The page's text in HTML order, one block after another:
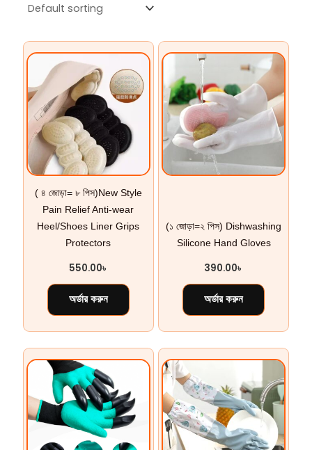
( ৪ জোড়া= ৮ পিস)New Style
Pain Relief Anti-wear
Heel/Shoes Liner Grips
Protectors
550.00৳
অর্ডার করুন
(১ জোড়া=২ পিস) Dishwashing
Silicone Hand Gloves
390.00৳
অর্ডার করুন